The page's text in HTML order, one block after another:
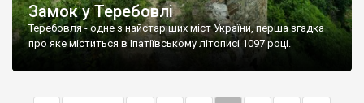
Замок у Теребовлі
Теребовля - одне з найстаріших міст України, перша згадка
про яке міститься в Іпатіївському літописі 1097 році.